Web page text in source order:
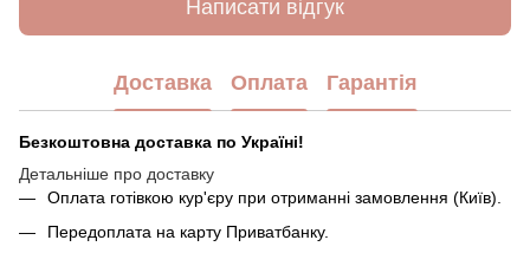
Написати відгук
Доставка Оплата Гарантія
Безкоштовна доставка по Україні!
Детальніше про доставку
Оплата готівкою кур'єру при отриманні замовлення (Київ).
Передоплата на карту Приватбанку.